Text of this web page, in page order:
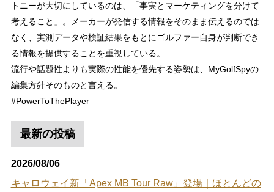
トニーが大切にしているのは、「事実とマーケティングを分けて
考えること」。メーカーが発信する情報をそのまま伝えるのでは
なく、実測データや検証結果をもとにゴルファー自身が判断でき
る情報を提供することを重視している。
流行や話題性よりも実際の性能を優先する姿勢は、MyGolfSpyの
編集方針そのものと言える。
#PowerToThePlayer
最新の投稿
2026/08/06
キャロウェイ新「Apex MB Tour Raw」登場｜ほとんどの